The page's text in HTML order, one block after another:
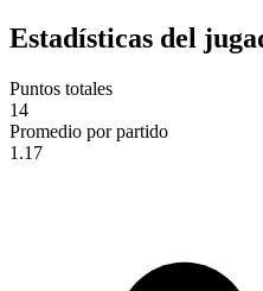
Estadísticas del
Puntos totales
14
Promedio por partido
1.17